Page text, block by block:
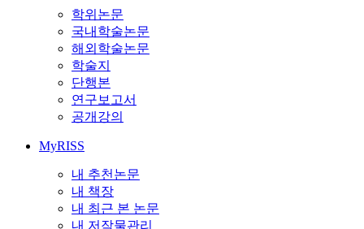
학위논문
국내학술논문
해외학술논문
학술지
단행본
연구보고서
공개강의
MyRISS
내 추천논문
내 책장
내 최근 본 논문
내 저작물관리